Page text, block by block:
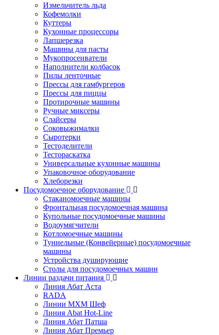
Измельчитель льда
Кофемолки
Куттеры
Кухонные процессоры
Лапшерезка
Машины для пасты
Мукопросеиватели
Наполнители колбасок
Пилы ленточные
Прессы для гамбургеров
Прессы для пиццы
Протирочные машины
Ручные миксеры
Слайсеры
Соковыжималки
Сыротерки
Тестоделители
Тестораскатка
Универсальные кухонные машины
Упаковочное оборудование
Хлеборезки
Посудомоечное оборудование
Стаканомоечные машины
Фронтальная посудомоечная машина
Купольные посудомоечные машины
Водоумягчители
Котломоечные машины
Туннельные (Конвейерные) посудомоечные
машины
Устройства душирующие
Столы для посудомоечных машин
Линии раздачи питания
Линия Абат Аста
RADA
Линии МХМ Шеф
Линия Abat Hot-Line
Линия Абат Патша
Линия Абат Премьер